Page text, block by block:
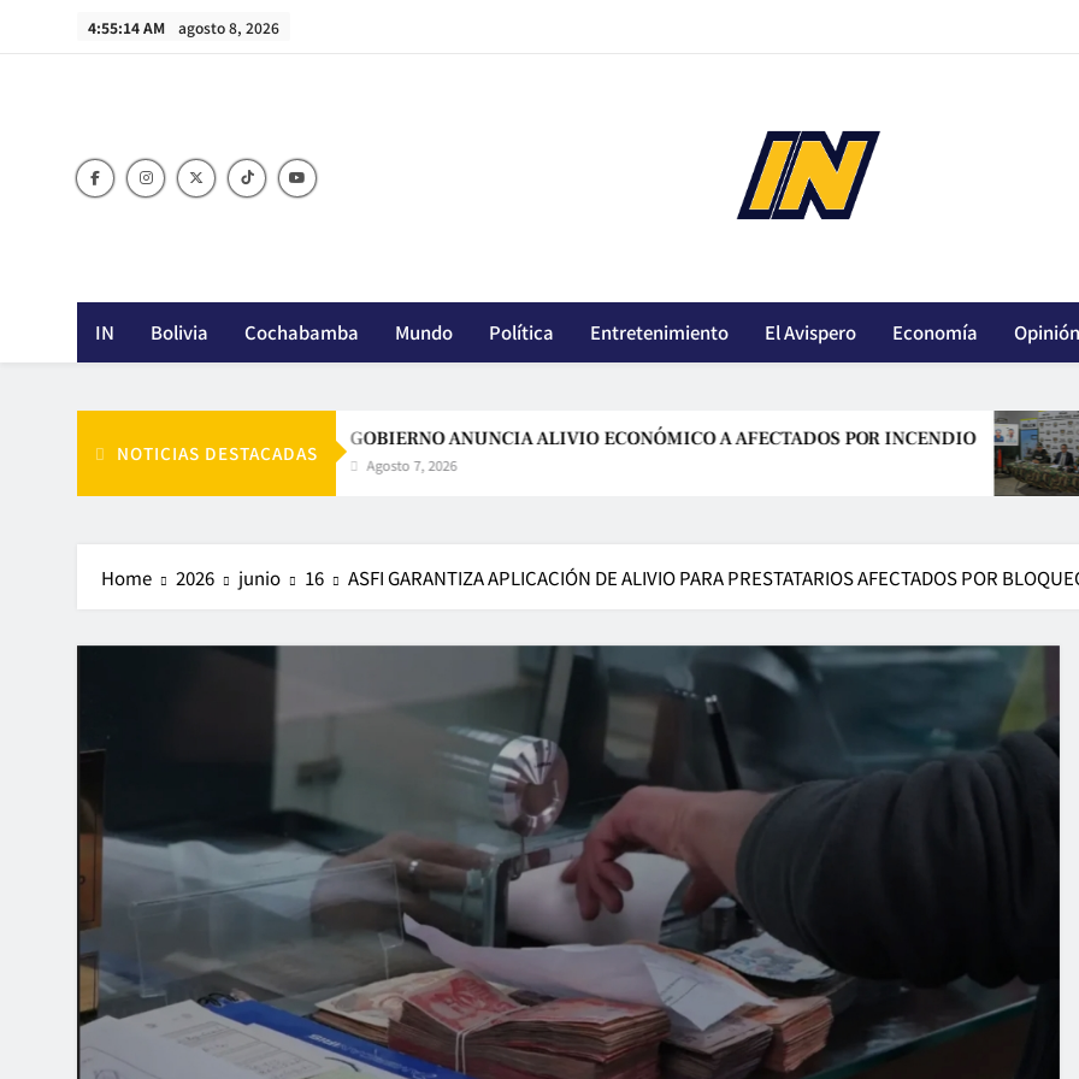
4:55:15 AM agosto 8, 2026
innoticiasbo.com
IN Bolivia Cochabamba Mundo Política Entretenimiento El Avispero Economía Opinión
NOTICIAS DESTACADAS
GOBIERNO ANUNCIA ALIVIO ECONÓMICO A AFECTADOS POR INCENDIO
Agosto 7, 2026
Home 2026 junio 16 ASFI GARANTIZA APLICACIÓN DE ALIVIO PARA PRESTATARIOS AFECTADOS POR